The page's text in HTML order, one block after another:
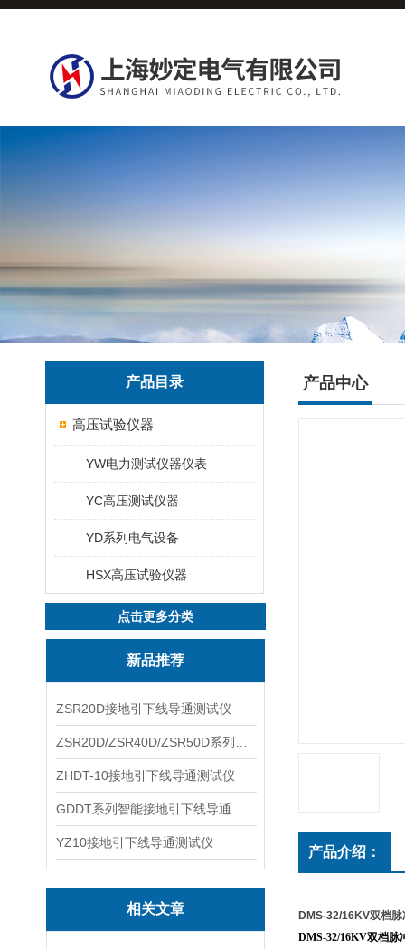
产品目录
高压试验仪器
YW电力测试仪器仪表
YC高压测试仪器
YD系列电气设备
HSX高压试验仪器
点击更多分类
新品推荐
ZSR20D接地引下线导通测试仪
ZHDT-10接地引下线导通测试仪
YZ10接地引下线导通测试仪
相关文章
产品中心
产品介绍：
DMS-32/16KV双档脉
DMS-32/16KV双档脉